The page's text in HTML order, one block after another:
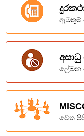
ඇමතුම්
ලේඛන
වෙත